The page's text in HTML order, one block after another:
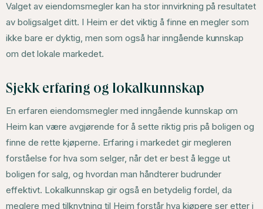
Valget av eiendomsmegler kan ha stor innvirkning på resultatet
av boligsalget ditt. I Heim er det viktig å finne en megler som
ikke bare er dyktig, men som også har inngående kunnskap
om det lokale markedet.
Sjekk erfaring og lokalkunnskap
En erfaren eiendomsmegler med inngående kunnskap om
Heim kan være avgjørende for å sette riktig pris på boligen og
finne de rette kjøperne. Erfaring i markedet gir megleren
forståelse for hva som selger, når det er best å legge ut
boligen for salg, og hvordan man håndterer budrunder
effektivt. Lokalkunnskap gir også en betydelig fordel, da
meglere med tilknytning til Heim forstår hva kjøpere ser etter i